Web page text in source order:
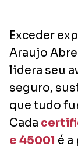
Exceder
Araujo
lidera seu
seguro,
que tudo
Cada
e 45001 é